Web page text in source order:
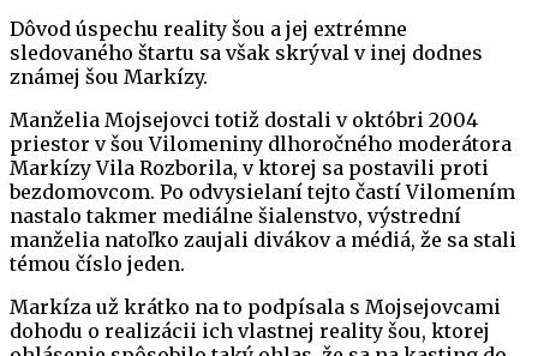
Dôvod úspechu reality šou a jej extrémne
sledovaného štartu sa však skrýval v inej dodnes
známej šou Markízy.
Manželia Mojsejovci totiž dostali v októbri 2004
priestor v šou Vilomeniny dlhoročného moderátora
Markízy Vila Rozborila, v ktorej sa postavili proti
bezdomovcom. Po odvysielaní tejto častí Vilomením
nastalo takmer mediálne šialenstvo, výstrední
manželia natoľko zaujali divákov a médiá, že sa stali
témou číslo jeden.
Markíza už krátko na to podpísala s Mojsejovcami
dohodu o realizácii ich vlastnej reality šou, ktorej